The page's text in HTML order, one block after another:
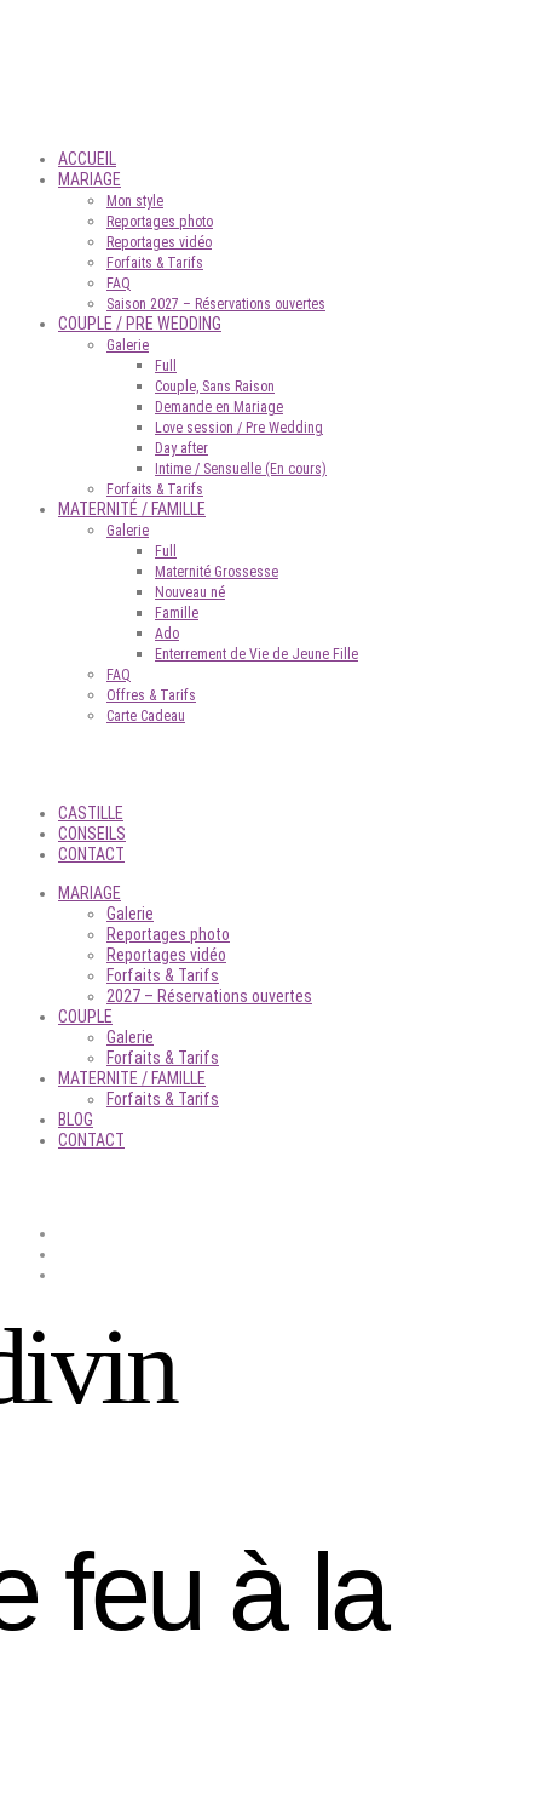
ACCUEIL
MARIAGE
Mon style
Reportages photo
Reportages vidéo
Forfaits & Tarifs
FAQ
Saison 2027 – Réservations ouvertes
COUPLE / PRE WEDDING
Galerie
Full
Couple, Sans Raison
Demande en Mariage
Love session / Pre Wedding
Day after
Intime / Sensuelle (En cours)
Forfaits & Tarifs
MATERNITÉ / FAMILLE
Galerie
Full
Maternité Grossesse
Nouveau né
Famille
Ado
Enterrement de Vie de Jeune Fille
FAQ
Offres & Tarifs
Carte Cadeau
CASTILLE
CONSEILS
CONTACT
MARIAGE
Galerie
Reportages photo
Reportages vidéo
Forfaits & Tarifs
2027 – Réservations ouvertes
COUPLE
Galerie
Forfaits & Tarifs
MATERNITE / FAMILLE
Forfaits & Tarifs
BLOG
CONTACT
feu à la